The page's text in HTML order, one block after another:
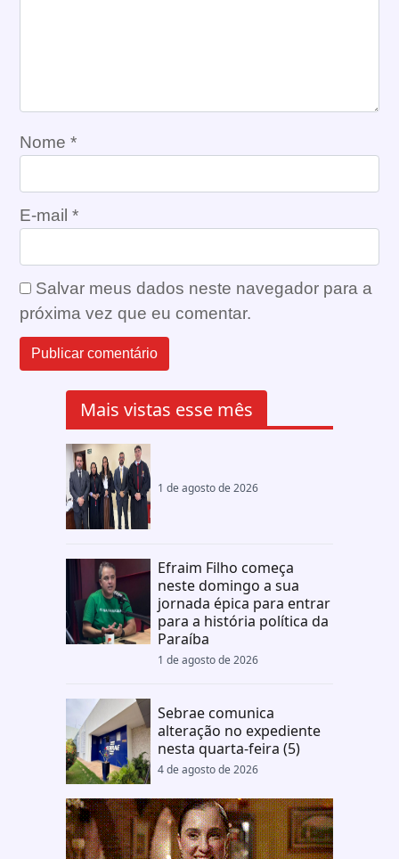
Nome *
E-mail *
Salvar meus dados neste navegador para a
próxima vez que eu comentar.
Mais vistas esse mês
1 de agosto de 2026
Efraim Filho começa
neste domingo a sua
jornada épica para entrar
para a história política da
Paraíba
1 de agosto de 2026
Sebrae comunica
alteração no expediente
nesta quarta-feira (5)
4 de agosto de 2026